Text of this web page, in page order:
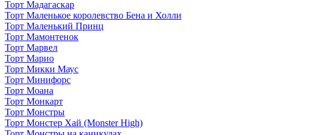
Торт Мадагаскар
Торт Маленькое королевство Бена и Холли
Торт Маленький Принц
Торт Мамонтенок
Торт Марвел
Торт Марио
Торт Микки Маус
Торт Минифорс
Торт Моана
Торт Монкарт
Торт Монстры
Торт Монстер Хай (Monster High)